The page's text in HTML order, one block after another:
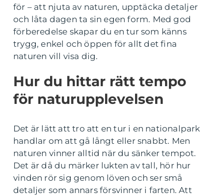
för – att njuta av naturen, upptäcka detaljer
och låta dagen ta sin egen form. Med god
förberedelse skapar du en tur som känns
trygg, enkel och öppen för allt det fina
naturen vill visa dig.
Hur du hittar rätt tempo
för naturupplevelsen
Det är lätt att tro att en tur i en nationalpark
handlar om att gå långt eller snabbt. Men
naturen vinner alltid när du sänker tempot.
Det är då du märker lukten av tall, hör hur
vinden rör sig genom löven och ser små
detaljer som annars försvinner i farten. Att